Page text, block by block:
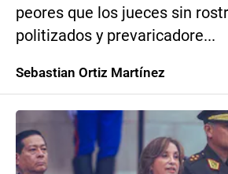
peores que los jueces sin
politizados y prevaricadore...
Sebastian Ortiz Martínez